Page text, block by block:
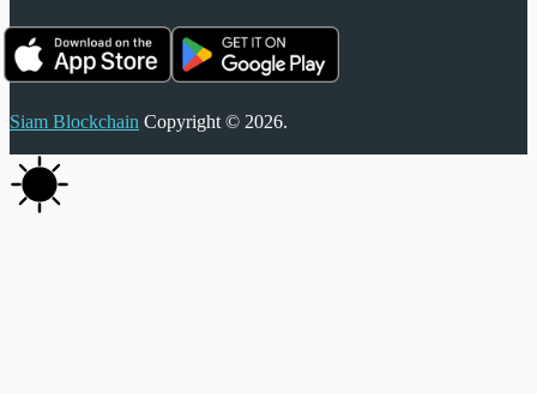
Siam Blockchain Copyright © 2026.